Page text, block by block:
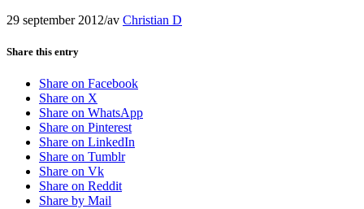
29 september 2012/av Christian D
Share this entry
Share on Facebook
Share on X
Share on WhatsApp
Share on Pinterest
Share on LinkedIn
Share on Tumblr
Share on Vk
Share on Reddit
Share by Mail